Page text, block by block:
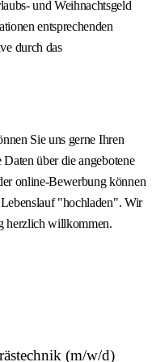
und Weihnachtsgeld
entsprechenden
durch das
Sie uns gerne Ihren
über die angebotene
online-Bewerbung können
"hochladen". Wir
herzlich willkommen.
(m/w/d)